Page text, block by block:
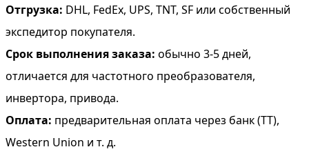
Отгрузка: DHL, FedEx, UPS, TNT, SF или собственный
экспедитор покупателя.
Срок выполнения заказа: обычно 3-5 дней,
отличается для частотного преобразователя,
инвертора, привода.
Оплата: предварительная оплата через банк (TT),
Western Union и т. д.